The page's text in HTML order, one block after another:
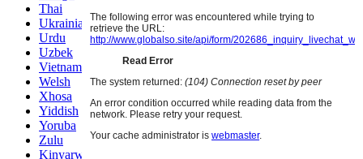
Thai
Ukrainian
Urdu
Uzbek
Vietnamese
Welsh
Xhosa
Yiddish
Yoruba
Zulu
Kinyarwanda